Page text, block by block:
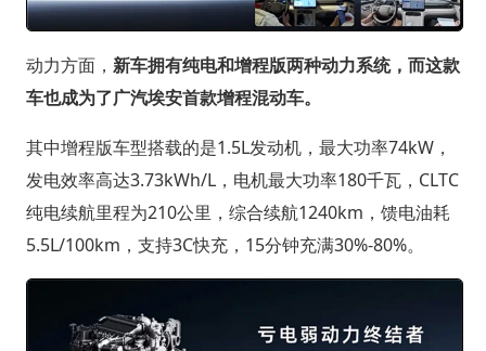
动力方面， 新车拥有纯电和增程版两种动力系统，而这款
车也成为了广汽埃安首款增程混动车。
其中增程版车型搭载的是1.5L发动机，最大功率74kW，
发电效率高达3.73kWh/L，电机最大功率180千瓦，CLTC
纯电续航里程为210公里，综合续航1240km，馈电油耗
5.5L/100km，支持3C快充，15分钟充满30%-80%。